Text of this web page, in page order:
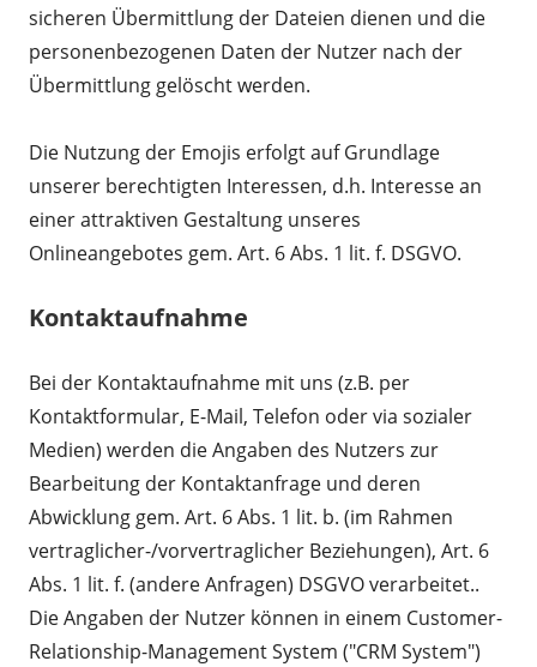
sicheren Übermittlung der Dateien dienen und die
personenbezogenen Daten der Nutzer nach der
Übermittlung gelöscht werden.
Die Nutzung der Emojis erfolgt auf Grundlage
unserer berechtigten Interessen, d.h. Interesse an
einer attraktiven Gestaltung unseres
Onlineangebotes gem. Art. 6 Abs. 1 lit. f. DSGVO.
Kontaktaufnahme
Bei der Kontaktaufnahme mit uns (z.B. per
Kontaktformular, E-Mail, Telefon oder via sozialer
Medien) werden die Angaben des Nutzers zur
Bearbeitung der Kontaktanfrage und deren
Abwicklung gem. Art. 6 Abs. 1 lit. b. (im Rahmen
vertraglicher-/vorvertraglicher Beziehungen), Art. 6
Abs. 1 lit. f. (andere Anfragen) DSGVO verarbeitet..
Die Angaben der Nutzer können in einem Customer-
Relationship-Management System ("CRM System")